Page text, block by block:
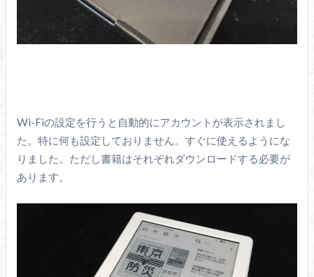
Wi-Fiの設定を行うと自動的にアカウントが表示されまし
た。特に何も設定しておりません。すぐに使えるようにな
りました。ただし書籍はそれぞれダウンロードする必要が
あります。